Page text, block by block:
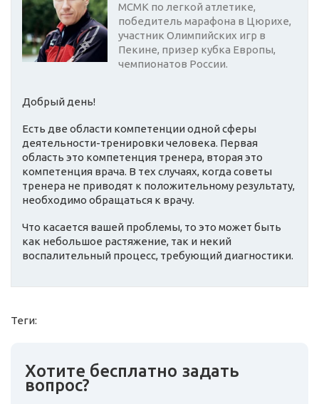
МСМК по легкой атлетике,
победитель марафона в Цюрихе,
участник Олимпийских игр в
Пекине, призер кубка Европы,
чемпионатов России.
Добрый день!
Есть две области компетенции одной сферы
деятельности-тренировки человека. Первая
область это компетенция тренера, вторая это
компетенция врача. В тех случаях, когда советы
тренера не приводят к положительному результату,
необходимо обращаться к врачу.
Что касается вашей проблемы, то это может быть
как небольшое растяжение, так и некий
воспалительный процесс, требующий диагностики.
Теги:
Хотите бесплатно задать
вопрос?